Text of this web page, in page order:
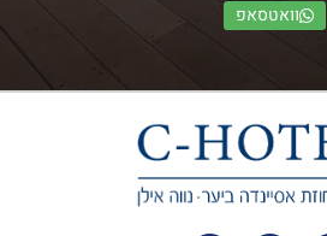
וואטסאפ